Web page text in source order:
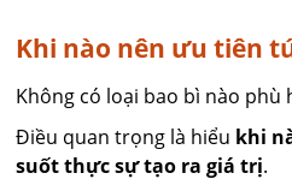
Khi nào nên ưu tiên
Không có loại bao bì nào phù
Điều quan trọng là hiểu khi
suốt thực sự tạo ra giá trị.